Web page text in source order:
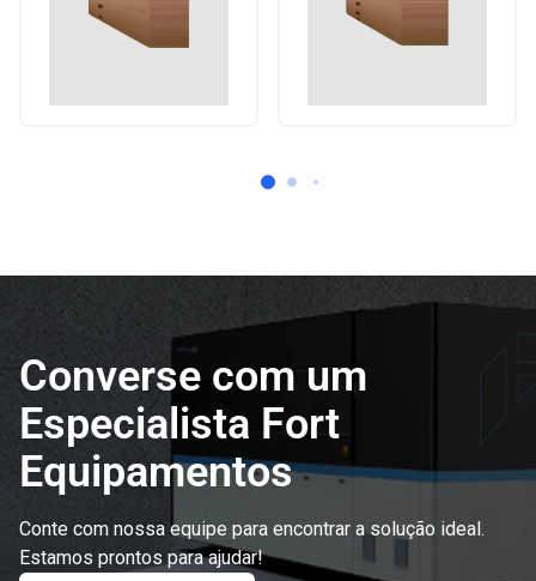
Converse com um
Especialista Fort
Equipamentos
Conte com nossa equipe para encontrar a solução ideal.
Estamos prontos para ajudar!